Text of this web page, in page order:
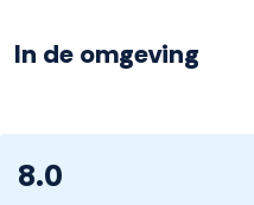
In de omgeving
8.0